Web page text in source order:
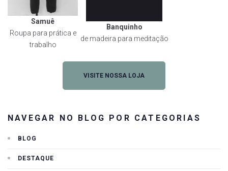
Samuê
Roupa para prática e
trabalho
Banquinho
de madeira para meditação
VISITE NOSSA LOJA
NAVEGAR NO BLOG POR CATEGORIAS
BLOG
DESTAQUE